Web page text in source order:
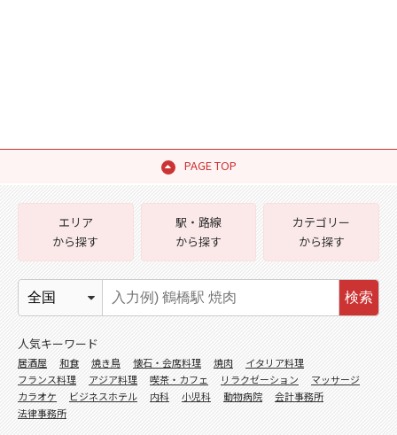
PAGE TOP
エリア
から探す
駅・路線
から探す
カテゴリー
から探す
検索
人気キーワード
居酒屋 和食 焼き鳥 懐石・会席料理 焼肉
イタリア料理
フランス料理
アジア料理 喫茶・カフェ リラクゼーション
マッサージ
カラオケ
ビジネスホテル 内科 小児科 動物病院
会計事務所
法律事務所